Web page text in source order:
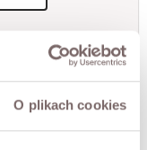
O plikach cookies
cut, combining
Crafted from
wear